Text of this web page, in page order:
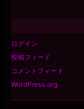
ログイン
投稿フィード
コメントフィード
WordPress.org